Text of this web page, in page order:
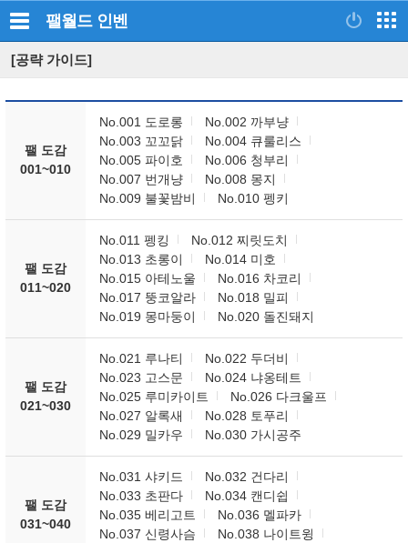
팰월드 인벤
[공략 가이드]
팰 도감
001~010
No.001 도로롱
No.002 까부냥
No.003 꼬꼬닭
No.004 큐룰리스
No.005 파이호
No.006 청부리
No.007 번개냥
No.008 몽지
No.009 불꽃밤비
No.010 펭키
팰 도감
011~020
No.011 펭킹
No.012 찌릿도치
No.013 초롱이
No.014 미호
No.015 아테노울
No.016 차코리
No.017 뚱코알라
No.018 밀피
No.019 몽마둥이
No.020 돌진돼지
팰 도감
021~030
No.021 루나티
No.022 두더비
No.023 고스문
No.024 냐옹테트
No.025 루미카이트
No.026 다크울프
No.027 알록새
No.028 토푸리
No.029 밀카우
No.030 가시공주
팰 도감
031~040
No.031 샤키드
No.032 건다리
No.033 초판다
No.034 캔디쉽
No.035 베리고트
No.036 멜파카
No.037 신령사슴
No.038 나이트윙